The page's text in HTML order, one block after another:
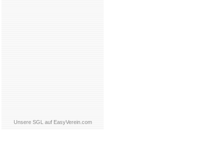
Unsere SGL auf EasyVerein.com